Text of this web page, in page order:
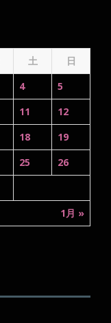
土 日
1月 »
4
5
11
12
18
19
25
26